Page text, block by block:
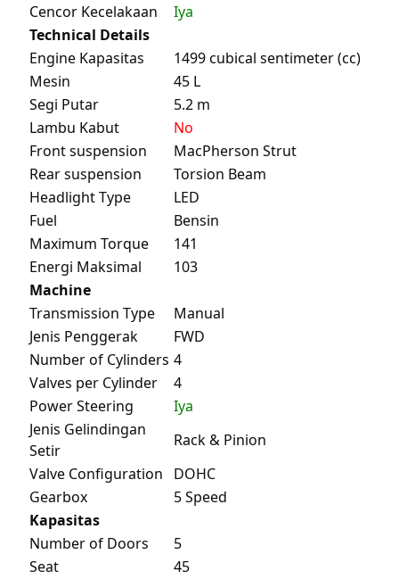
Cencor Kecelakaan
Iya
Technical Details
Engine Kapasitas
1499 cubical sentimeter (cc)
Mesin
45 L
Segi Putar
5.2 m
Lambu Kabut
No
Front suspension
MacPherson Strut
Rear suspension
Torsion Beam
Headlight Type
LED
Fuel
Bensin
Maximum Torque
141
Energi Maksimal
103
Machine
Transmission Type
Manual
Jenis Penggerak
FWD
Number of Cylinders 4
Valves per Cylinder
4
Power Steering
Iya
Jenis Gelindingan
Setir
Rack & Pinion
Valve Configuration
DOHC
Gearbox
5 Speed
Kapasitas
Number of Doors
5
Seat
45